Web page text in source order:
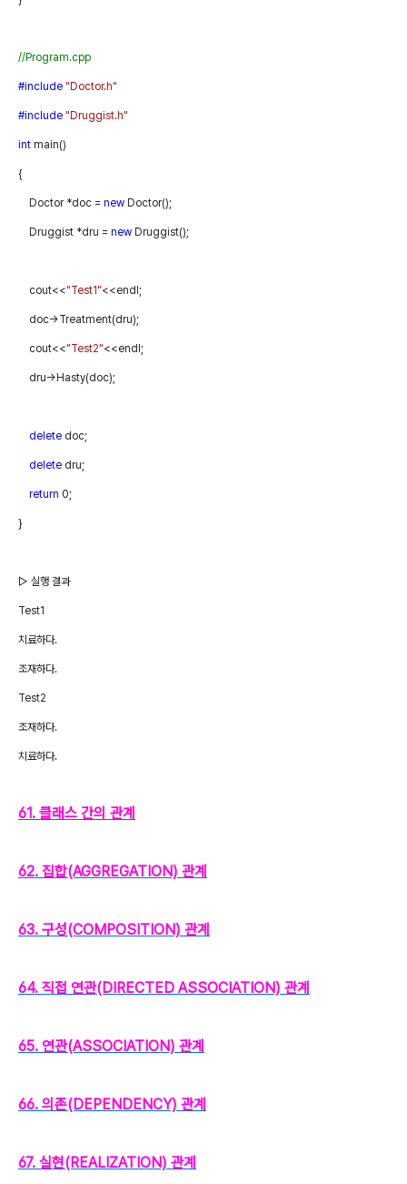
//Program.cpp
#include "Doctor.h"
#include "Druggist.h"
int main()
{
Doctor *doc = new Doctor();
Druggist *dru = new Druggist();
cout<<"Test1"<<endl;
doc->Treatment(dru);
cout<<"Test2"<<endl;
dru->Hasty(doc);
delete doc;
delete dru;
return 0;
}
▷ 실행 결과
Test1
치료하다.
조재하다.
Test2
조재하다.
치료하다.
61. 클래스 간의 관계
62. 집합(AGGREGATION) 관계
63. 구성(COMPOSITION) 관계
64. 직접 연관(DIRECTED ASSOCIATION) 관계
65. 연관(ASSOCIATION) 관계
66. 의존(DEPENDENCY) 관계
67. 실현(REALIZATION) 관계